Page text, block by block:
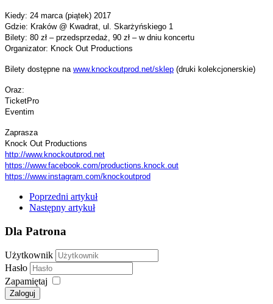
Kiedy: 24 marca (piątek) 2017
Gdzie: Kraków @ Kwadrat, ul. Skarżyńskiego 1
Bilety: 80 zł – przedsprzedaż, 90 zł – w dniu koncertu
Organizator: Knock Out Productions
Bilety dostępne na www.knockoutprod.net/sklep (druki kolekcjonerskie)
Oraz:
TicketPro
Eventim
Zaprasza
Knock Out Productions
http://www.knockoutprod.net
https://www.facebook.com/productions.knock.out
https://www.instagram.com/knockoutprod
Poprzedni artykuł
Następny artykuł
Dla Patrona
Użytkownik
Hasło
Zapamiętaj
Zaloguj